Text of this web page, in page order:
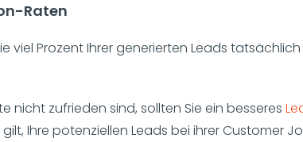
Raten
viel Prozent Ihrer generierten Leads
nicht zufrieden sind, sollten Sie ein besseres
gilt, Ihre potenziellen Leads bei ihrer Customer